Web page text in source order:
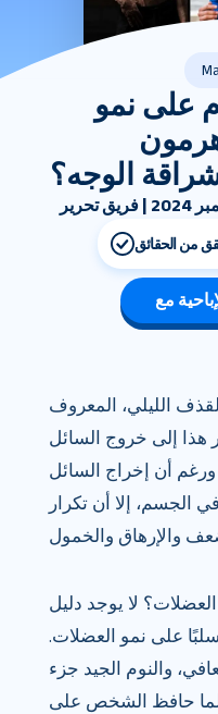
على نمو
الوجه؟
من الحقائق
الليلي، المعروف
هذا إلى خروج السائل
ورغم أن إخراج السائل
الجسم، إلا أن تكرار
لا يوجد دليل
على نمو العضلات.
والنوم الجيد جزء
حافظ الشخص على